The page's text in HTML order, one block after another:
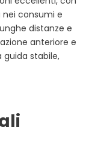
consumi e
distanze e
anteriore e
guida stabile,